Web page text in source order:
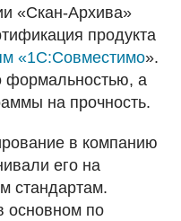
«Скан-Архива»
продукта
«1С:Совместимо».
формальностью, а
на прочность.
в компанию
его на
стандартам.
основном по